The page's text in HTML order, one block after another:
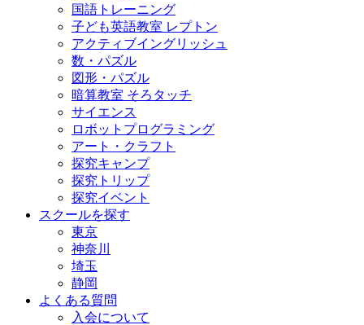
国語トレーニング
子ども英語教室 レプトン
アクティブイングリッシュ
数・パズル
図形・パズル
暗算教室 そろタッチ
サイエンス
ロボットプログラミング
アート・クラフト
探究キャンプ
探究トリップ
探究イベント
スクールを探す
東京
神奈川
埼玉
静岡
よくある質問
入会について